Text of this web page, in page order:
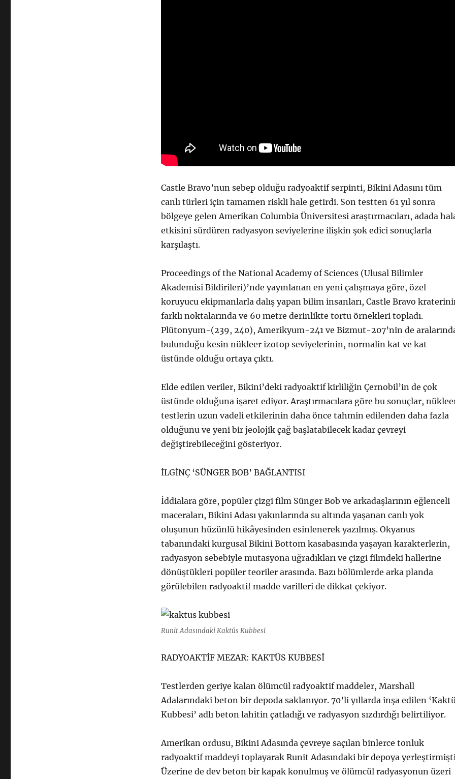
Castle Bravo’nun sebep olduğu radyoaktif serpinti, Bikini Adasını tüm
canlı türleri için tamamen riskli hale getirdi. Son testten 61 yıl sonra
bölgeye gelen Amerikan Columbia Üniversitesi araştırmacıları, adada
etkisini sürdüren radyasyon seviyelerine ilişkin şok edici sonuçlarla
karşılaştı.
Proceedings of the National Academy of Sciences (Ulusal Bilimler
Akademisi Bildirileri)’nde yayınlanan en yeni çalışmaya göre, özel
koruyucu ekipmanlarla dalış yapan bilim insanları, Castle Bravo
farklı noktalarında ve 60 metre derinlikte tortu örnekleri topladı.
Plütonyum-(239, 240), Amerikyum-241 ve Bizmut-207’nin de
bulunduğu kesin nükleer izotop seviyelerinin, normalin kat ve kat
üstünde olduğu ortaya çıktı.
Elde edilen veriler, Bikini’deki radyoaktif kirliliğin Çernobil’in de çok
üstünde olduğuna işaret ediyor. Araştırmacılara göre bu sonuçlar,
testlerin uzun vadeli etkilerinin daha önce tahmin edilenden daha fazla
olduğunu ve yeni bir jeolojik çağ başlatabilecek kadar çevreyi
değiştirebileceğini gösteriyor.
İLGİNÇ ‘SÜNGER BOB’ BAĞLANTISI
İddialara göre, popüler çizgi film Sünger Bob ve arkadaşlarının eğlenceli
maceraları, Bikini Adası yakınlarında su altında yaşanan canlı yok
oluşunun hüzünlü hikâyesinden esinlenerek yazılmış. Okyanus
tabanındaki kurgusal Bikini Bottom kasabasında yaşayan karakterlerin,
radyasyon sebebiyle mutasyona uğradıkları ve çizgi filmdeki hallerine
dönüştükleri popüler teoriler arasında. Bazı bölümlerde arka planda
görülebilen radyoaktif madde varilleri de dikkat çekiyor.
Runit Adasındaki Kaktüs Kubbesi
RADYOAKTİF MEZAR: KAKTÜS KUBBESİ
Testlerden geriye kalan ölümcül radyoaktif maddeler, Marshall
Adalarındaki beton bir depoda saklanıyor. 70’li yıllarda inşa edilen
Kubbesi’ adlı beton lahitin çatladığı ve radyasyon sızdırdığı belirtiliyor.
Amerikan ordusu, Bikini Adasında çevreye saçılan binlerce tonluk
radyoaktif maddeyi toplayarak Runit Adasındaki bir depoya
Üzerine de dev beton bir kapak konulmuş ve ölümcül radyasyonun üzeri